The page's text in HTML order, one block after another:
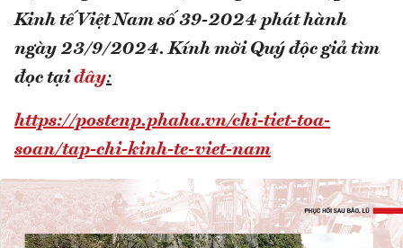
Kinh tế Việt Nam số 39-2024 phát hành
ngày 23/9/2024.Kính mời Quý độc giả tìm
đọc tạiđây:
https://postenp.phaha.vn/chi-tiet-toa-
soan/tap-chi-kinh-te-viet-nam